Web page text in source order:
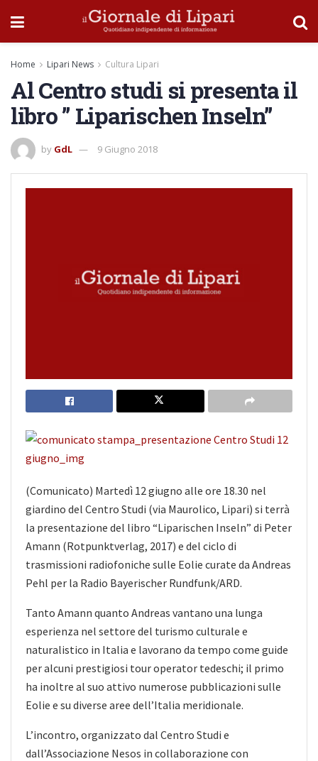
Home Lipari News Cultura Lipari
Al Centro studi si presenta il
libro ” Liparischen Inseln”
by GdL 9 Giugno 2018
(Comunicato) Martedì 12 giugno alle ore 18.30 nel
giardino del Centro Studi (via Maurolico, Lipari) si terrà
la presentazione del libro “Liparischen Inseln” di Peter
Amann (Rotpunktverlag, 2017) e del ciclo di
trasmissioni radiofoniche sulle Eolie curate da Andreas
Pehl per la Radio Bayerischer Rundfunk/ARD.
Tanto Amann quanto Andreas vantano una lunga
esperienza nel settore del turismo culturale e
naturalistico in Italia e lavorano da tempo come guide
per alcuni prestigiosi tour operator tedeschi; il primo
ha inoltre al suo attivo numerose pubblicazioni sulle
Eolie e su diverse aree dell’Italia meridionale.
L’incontro, organizzato dal Centro Studi e
dall’Associazione Nesos in collaborazione con